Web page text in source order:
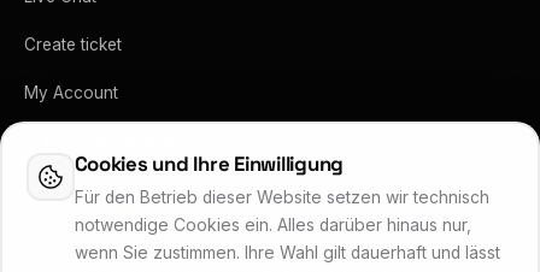
Create ticket
My Account
Vertrag kündigen
Cookies und Ihre Einwilligung
Für den Betrieb dieser Website setzen wir technisch
notwendige Cookies ein. Alles darüber hinaus nur,
wenn Sie zustimmen. Ihre Wahl gilt dauerhaft und lässt